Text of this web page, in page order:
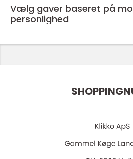
Vælg gaver baseret på
personlighed